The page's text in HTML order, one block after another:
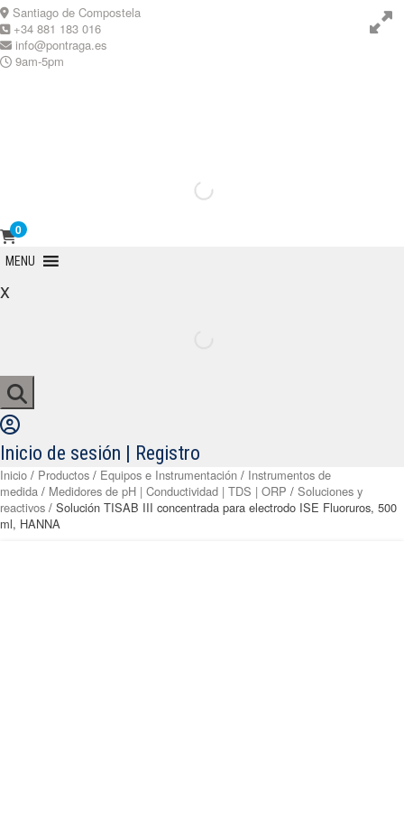
Skip
to
content
Santiago de Compostela
+34 881 183 016
info@pontraga.es
9am-5pm
0
Primary
MENU
x
Inicio de sesión | Registro
Inicio / Productos / Equipos e Instrumentación / Instrumentos de
medida / Medidores de pH | Conductividad | TDS | ORP / Soluciones y
reactivos / Solución TISAB III concentrada para electrodo ISE Fluoruros, 500
ml, HANNA